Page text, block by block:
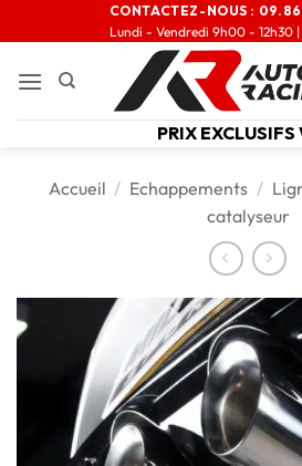
CONTACTEZ-NOUS :
Lundi - Vendredi 9h00 - 12h30 |
PRIX EXCLUSIFS
Accueil / Echappements /
catalyseur